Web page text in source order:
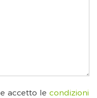
e accetto le condizioni